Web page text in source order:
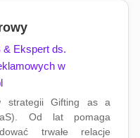
& Ekspert ds.
w
strategii Gifting as a
Od lat pomaga
trwałe relacje